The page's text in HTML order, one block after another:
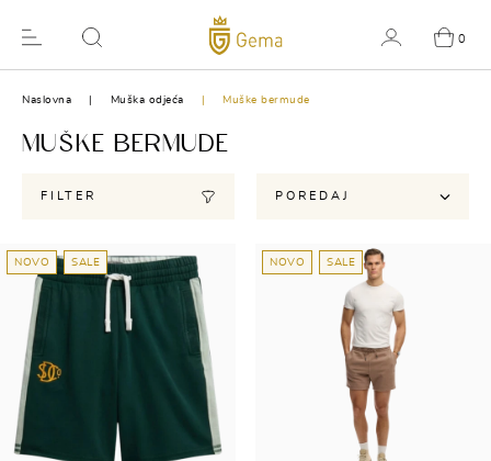
0
Naslovna Muška odjeća Muške bermude
MUŠKE BERMUDE
FILTER POREDAJ
NOVO SALE NOVO SALE